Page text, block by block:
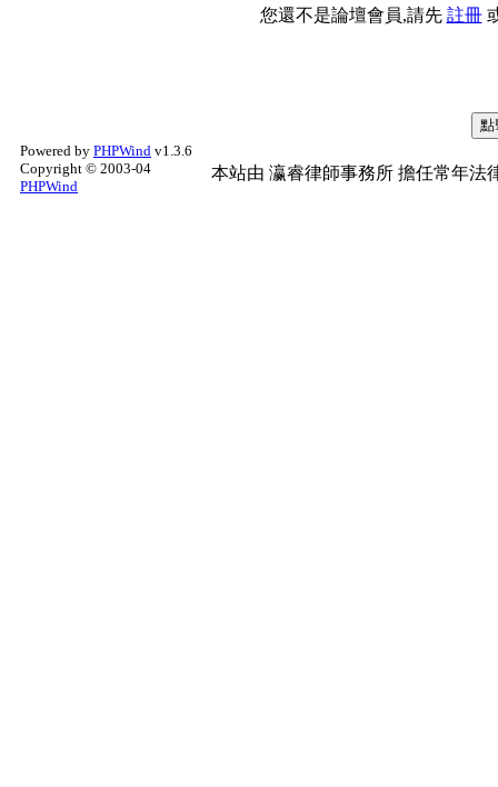
您還不是論壇會員,請先 註冊
Powered by PHPWind v1.3.6
Copyright © 2003-04
PHPWind
本站由 瀛睿律師事務所 擔任常年法